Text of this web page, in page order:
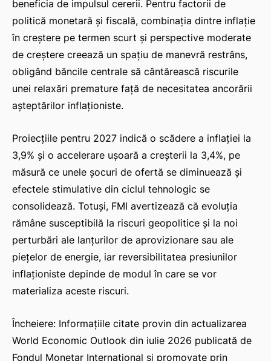
beneficia de impulsul cererii. Pentru factorii de
politică monetară și fiscală, combinația dintre inflație
în creștere pe termen scurt și perspective moderate
de creștere creează un spațiu de manevră restrâns,
obligând băncile centrale să cântărească riscurile
unei relaxări premature față de necesitatea ancorării
așteptărilor inflaționiste.
Proiecțiile pentru 2027 indică o scădere a inflației la
3,9% și o accelerare ușoară a creșterii la 3,4%, pe
măsură ce unele șocuri de ofertă se diminuează și
efectele stimulative din ciclul tehnologic se
consolidează. Totuși, FMI avertizează că evoluția
rămâne susceptibilă la riscuri geopolitice și la noi
perturbări ale lanțurilor de aprovizionare sau ale
piețelor de energie, iar reversibilitatea presiunilor
inflaționiste depinde de modul în care se vor
materializa aceste riscuri.
Încheiere: Informațiile citate provin din actualizarea
World Economic Outlook din iulie 2026 publicată de
Fondul Monetar Internațional și promovate prin